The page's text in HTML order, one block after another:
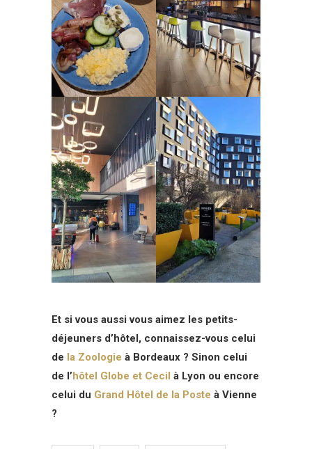
Et si vous aussi vous aimez les petits-
déjeuners d’hôtel, connaissez-vous celui
de la Zoologie à Bordeaux ? Sinon celui
de l’hôtel Globe et Cecil à Lyon ou encore
celui du Grand Hôtel de la Poste à Vienne
?